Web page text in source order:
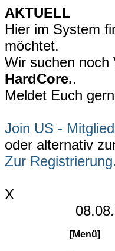
AKTUELL
Hier im System
möchtet.
Wir suchen
HardCore..
Meldet Euch
Join US -
oder alternativ
Zur Registrierung.
X
[Menü]